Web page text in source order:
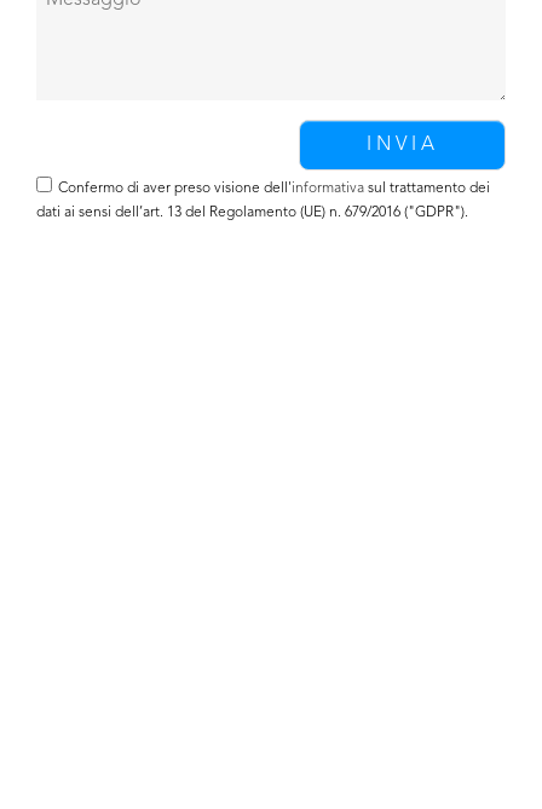
Confermo di aver preso visione dell'informativa sul trattamento dei
dati ai sensi dell’art. 13 del Regolamento (UE) n. 679/2016 ("GDPR").